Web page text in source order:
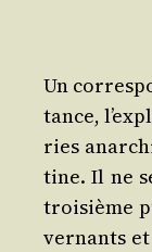
Un
tance,
ries
tine. Il ne
troi­sième
ver­nants